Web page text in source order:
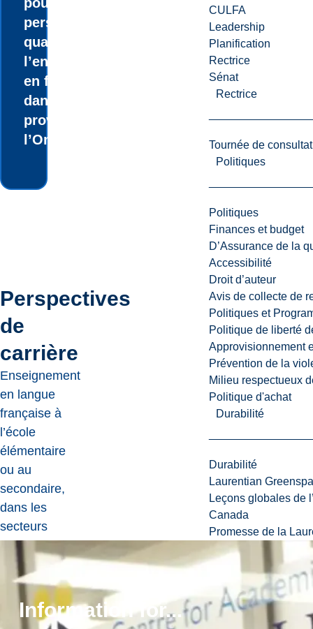
CULFA
Leadership
Planification
Rectrice
Sénat
Rectrice
Tournée de
Politiques
Politiques
Finances et budget
D’Assurance de la
Accessibilité
Droit d’auteur
Avis de collecte de
Politiques et
Politique de liberté
Approvisionnement
Prévention de la
Milieu respectueux
Politique d'achat
Durabilité
Durabilité
Laurentian
Leçons globales de
Canada
Promesse de la
Information for...
personnes
qualifiées à
l’enseignement
en français
dans la
province de
l’Ontario.
Perspectives
de
carrière
Enseignement
en langue
française à
l’école
élémentaire
ou au
secondaire,
dans les
secteurs
catholique,
public ou
privé en
Ontario ou
dans d’autres